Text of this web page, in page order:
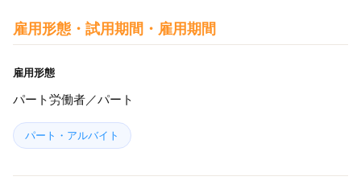
雇用形態・試用期間・雇用期間
雇用形態
パート労働者／パート
パート・アルバイト